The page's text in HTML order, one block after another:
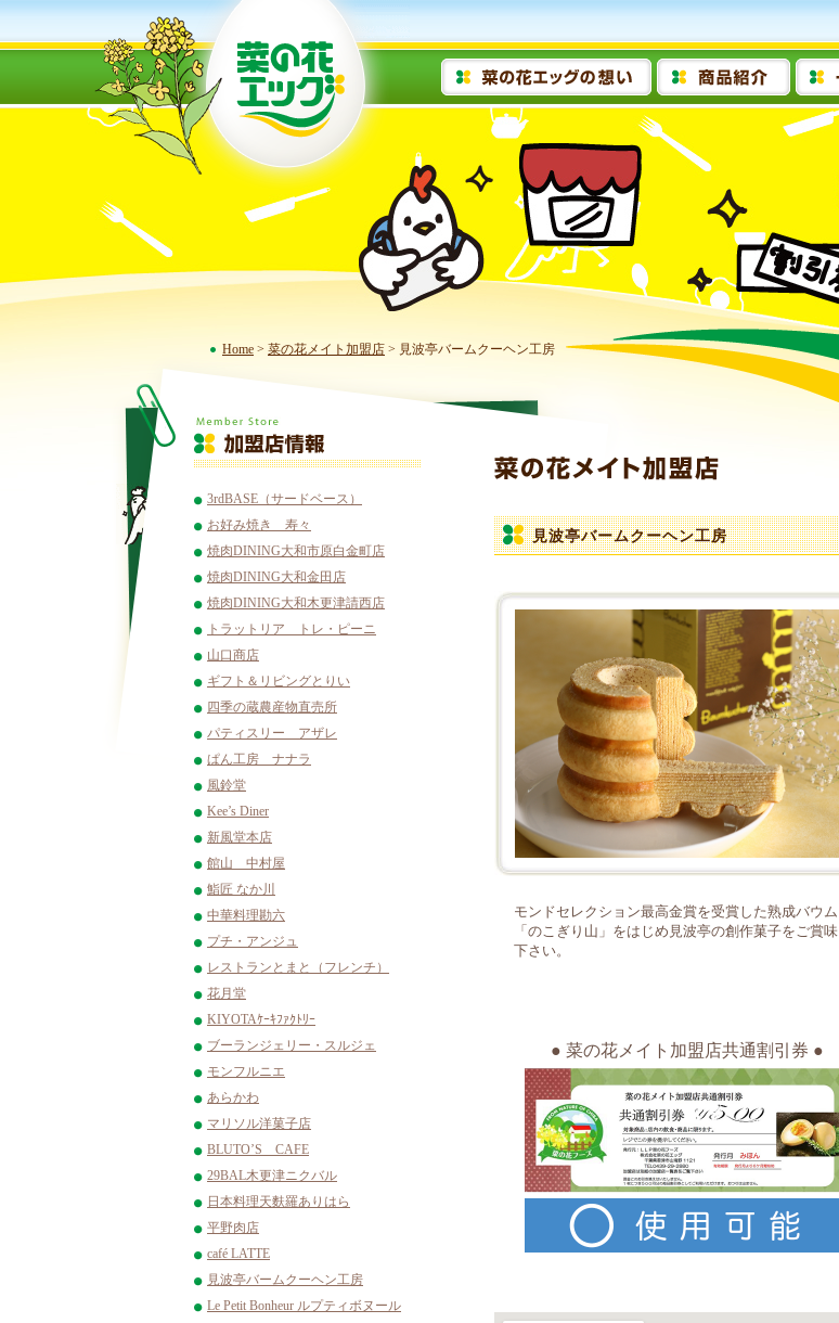
Home > 菜の花メイト加盟店 > 見波亭バームクーヘン工房
3rdBASE（サードベース）
お好み焼き 寿々
焼肉DINING大和市原白金町店
焼肉DINING大和金田店
焼肉DINING大和木更津請西店
トラットリア トレ・ピーニ
山口商店
ギフト＆リビングとりい
四季の蔵農産物直売所
パティスリー アザレ
ぱん工房 ナナラ
風鈴堂
Kee’s Diner
新風堂本店
館山 中村屋
鮨匠 なか川
中華料理勘六
プチ・アンジュ
レストランとまと（フレンチ）
花月堂
KIYOTAｹｰｷﾌｧｸﾄﾘｰ
ブーランジェリー・スルジェ
モンフルニエ
あらかわ
マリソル洋菓子店
BLUTO’S CAFE
29BAL木更津ニクバル
日本料理天麩羅ありはら
平野肉店
café LATTE
見波亭バームクーヘン工房
Le Petit Bonheur ルプティボヌール
見波亭バームクーヘン工房
モンドセレクション最高金賞を受賞した熟成バウム
「のこぎり山」をはじめ見波亭の創作菓子をご賞味
下さい。
● 菜の花メイト加盟店共通割引券 ●